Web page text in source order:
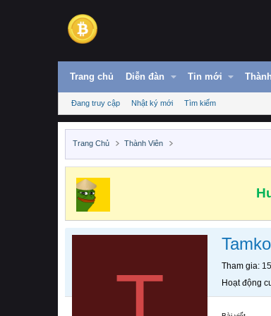
Trang chủ Diễn đàn Tin mới
Đang truy cập Nhật ký mới Tìm kiếm
Trang Chủ Thành Viên
Tham gia
Hoạt động